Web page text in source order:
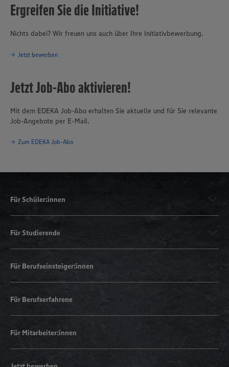
Ergreifen Sie die Initiative!
Nichts dabei? Wir freuen uns auch über Ihre Initiativbewerbung.
Jetzt bewerben
Jetzt Job-Abo aktivieren!
Mit dem EDEKA Job-Abo erhalten Sie aktuelle und für Sie relevante
Job-Angebote per E-Mail.
Zum EDEKA Job-Abo
Für Schüler:innen
Für Studierende
Für Berufseinsteiger:innen
Für Berufserfahrene
Für Mitarbeiter:innen